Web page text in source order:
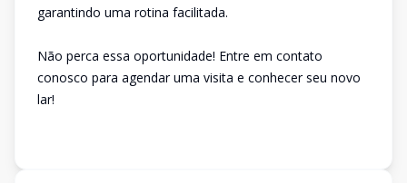
garantindo uma rotina facilitada.
Não perca essa oportunidade! Entre em contato
conosco para agendar uma visita e conhecer seu novo
lar!